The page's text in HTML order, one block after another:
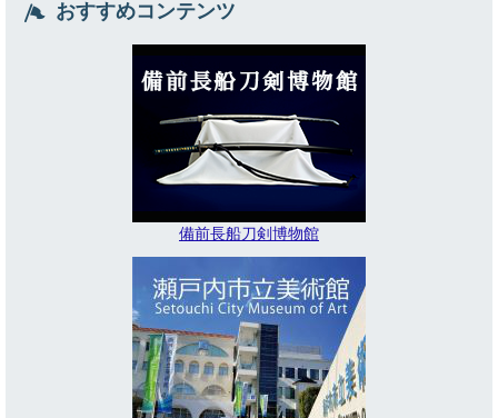
おすすめコンテンツ
備前長船刀剣博物館